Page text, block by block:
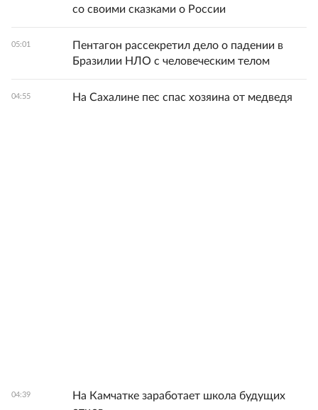
со своими сказками о России
05:01
Пентагон рассекретил дело о падении в
Бразилии НЛО с человеческим телом
04:55 На Сахалине пес спас хозяина от медведя
04:39
На Камчатке заработает школа будущих